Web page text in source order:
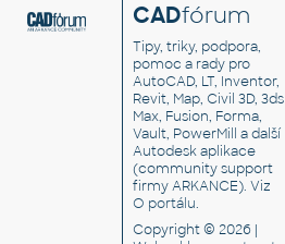
CADfórum
Tipy, triky, podpora,
pomoc a rady pro
AutoCAD, LT, Inventor,
Revit, Map, Civil 3D, 3ds
Max, Fusion, Forma,
Vault, PowerMill a další
Autodesk aplikace
(community support
firmy ARKANCE). Viz
O portálu.
Copyright © 2026 |